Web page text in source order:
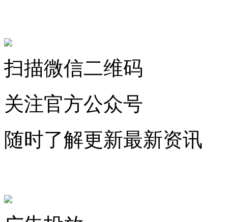
扫描微信二维码
关注官方公众号
随时了解更新最新资讯